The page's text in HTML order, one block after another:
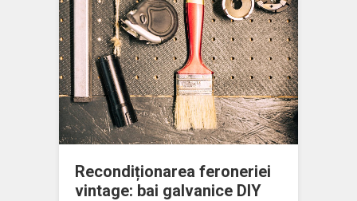
Recondiționarea feroneriei
vintage: bai galvanice DIY